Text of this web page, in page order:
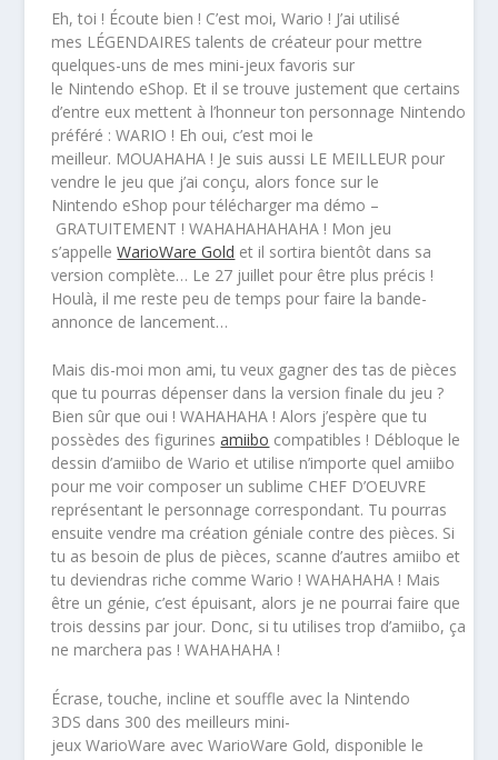
Eh, toi ! Écoute bien ! C’est moi, Wario ! J’ai utilisé
mes LÉGENDAIRES talents de créateur pour mettre
quelques-uns de mes mini-jeux favoris sur
le Nintendo eShop. Et il se trouve justement que certains
d’entre eux mettent à l’honneur ton personnage Nintendo
préféré : WARIO ! Eh oui, c’est moi le
meilleur. MOUAHAHA ! Je suis aussi LE MEILLEUR pour
vendre le jeu que j’ai conçu, alors fonce sur le
Nintendo eShop pour télécharger ma démo –
GRATUITEMENT ! WAHAHAHAHAHA ! Mon jeu
s’appelleWarioWare Gold et il sortira bientôt dans sa
version complète… Le 27 juillet pour être plus précis !
Houlà, il me reste peu de temps pour faire la bande-
annonce de lancement…
Mais dis-moi mon ami, tu veux gagner des tas de pièces
que tu pourras dépenser dans la version finale du jeu ?
Bien sûr que oui ! WAHAHAHA ! Alors j’espère que tu
possèdes des figurinesamiibo compatibles ! Débloque le
dessin d’amiibo de Wario et utilise n’importe quel amiibo
pour me voir composer un sublime CHEF D’OEUVRE
représentant le personnage correspondant. Tu pourras
ensuite vendre ma création géniale contre des pièces. Si
tu as besoin de plus de pièces, scanne d’autres amiibo et
tu deviendras riche comme Wario ! WAHAHAHA ! Mais
être un génie, c’est épuisant, alors je ne pourrai faire que
trois dessins par jour. Donc, si tu utilises trop d’amiibo, ça
ne marchera pas ! WAHAHAHA !
Écrase, touche, incline et souffle avec la Nintendo
3DS dans 300 des meilleurs mini-
jeux WarioWare avec WarioWare Gold, disponible le